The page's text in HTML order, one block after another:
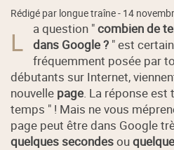
Rédigé par longue traîne - 14
L a question "combien de
dans Google ? " est
fréquemment posée par
débutants sur Internet,
nouvelle page. La réponse est
temps " ! Mais ne vous
page peut être dans Google
quelques secondesou